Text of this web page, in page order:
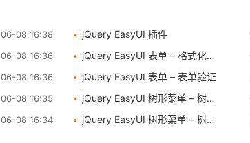
06-08 16:38 jQuery EasyUI 插件
06-08 16:36 jQuery EasyUI 表单 – 格式化下拉框（ComboBox）
06-08 16:36 jQuery EasyUI 表单 – 表单验证
06-08 16:35 jQuery EasyUI 树形菜单 – 树形网格惰性加载节点
06-08 16:34 jQuery EasyUI 树形菜单 – 树形网格动态加载